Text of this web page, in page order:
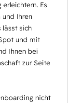
Es
und Ihren
lässt sich
und mit
Ihnen bei
zur Seite
nicht